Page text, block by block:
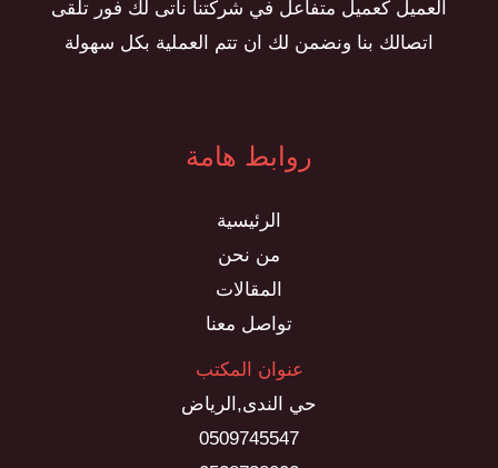
العميل كعميل متفاعل في شركتنا نأتى لك فور تلقى
اتصالك بنا ونضمن لك ان تتم العملية بكل سهولة
روابط هامة
الرئيسية
من نحن
المقالات
تواصل معنا
عنوان المكتب
حي الندى,الرياض
0509745547